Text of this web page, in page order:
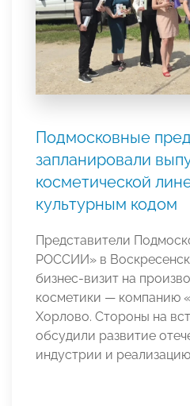
Подмосковные
запланировали
косметической
культурным кодом
Представители
РОССИИ» в
бизнес-визит на
косметики — компанию
Хорлово. Стороны на
обсудили развитие
индустрии и